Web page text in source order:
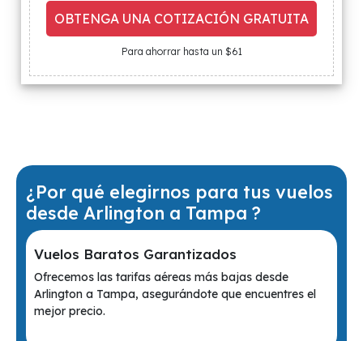
OBTENGA UNA COTIZACIÓN GRATUITA
Para ahorrar hasta un $61
¿Por qué elegirnos para tus vuelos
desde Arlington a Tampa ?
Vuelos Baratos Garantizados
Ofrecemos las tarifas aéreas más bajas desde
Arlington a Tampa, asegurándote que encuentres el
mejor precio.